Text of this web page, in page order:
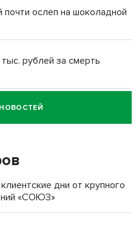
ослеп на шоколадной
рублей за смерть
за смерть
селе лошади
дни от крупного
«СОЮЗ»